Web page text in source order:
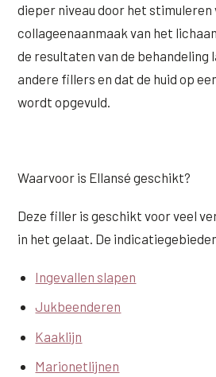
Hals
Decolleté
Handen
Rimpels
Overmatig zweten
Kaalheid en haarverlies
Bekijk alle zones →
Teosyal Redensity
HUID & AANVULLEND
Epionce huidverzorging
PRP-behandeling
RRS HA Eyes
Tretinoïne (vitamine A zuur) crème
XL Hair
Alle behandelingen →
dieper niveau door het stimuleren
collageenaanmaak van het
de resultaten van de behandeling
andere fillers en dat de huid op
wordt opgevuld.
Waarvoor is Ellansé geschikt?
Deze filler is geschikt voor veel
in het gelaat. De
Ingevallen slapen
Jukbeenderen
Kaaklijn
Marionetlijnen